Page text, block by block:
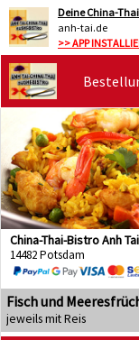
Deine China-
anh-tai.de
>> APP
China-Thai-Bistro Anh Tai
14482 Potsdam
Fisch und
jeweils mit Reis